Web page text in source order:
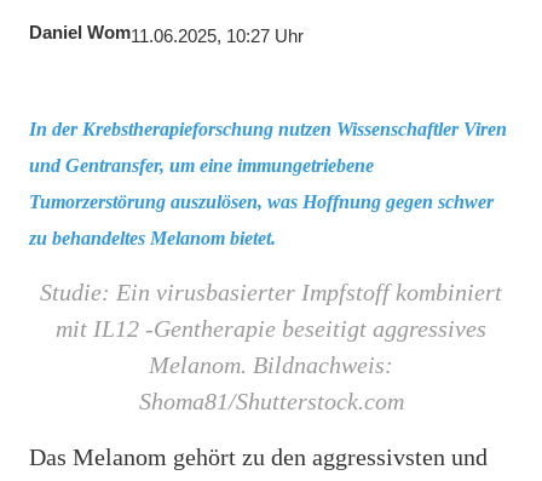
Daniel Wom11.06.2025, 10:27 Uhr
In der Krebstherapieforschung nutzen Wissenschaftler Viren
und Gentransfer, um eine immungetriebene
Tumorzerstörung auszulösen, was Hoffnung gegen schwer
zu behandeltes Melanom bietet.
Studie: Ein virusbasierter Impfstoff kombiniert
mit IL12 -Gentherapie beseitigt aggressives
Melanom. Bildnachweis:
Shoma81/Shutterstock.com
Das Melanom gehört zu den aggressivsten und